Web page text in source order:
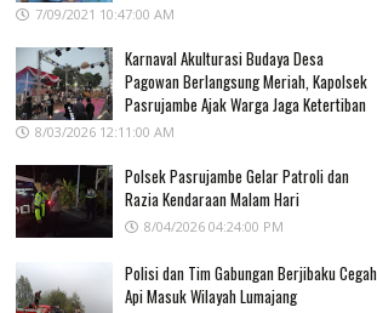
7/09/2021 10:47:00 AM
Karnaval Akulturasi Budaya Desa
Pagowan Berlangsung Meriah, Kapolsek
Pasrujambe Ajak Warga Jaga Ketertiban
8/03/2026 12:11:00 AM
Polsek Pasrujambe Gelar Patroli dan
Razia Kendaraan Malam Hari
8/04/2026 04:24:00 PM
Polisi dan Tim Gabungan Berjibaku Cegah
Api Masuk Wilayah Lumajang